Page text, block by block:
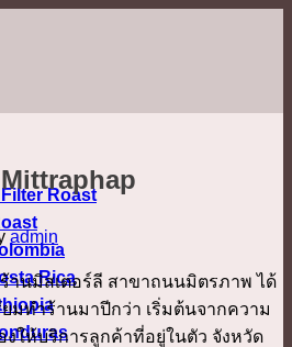
Roast
Rica
Mittraphap
admin
านมิสเตอร์ลี สาขาถนนมิตรภาพ ได้
ยมทำร้านมาปีกว่า เริ่มต้นจากความ
ให้บริการลูกค้าที่อยู่ในตัว จังหวัด